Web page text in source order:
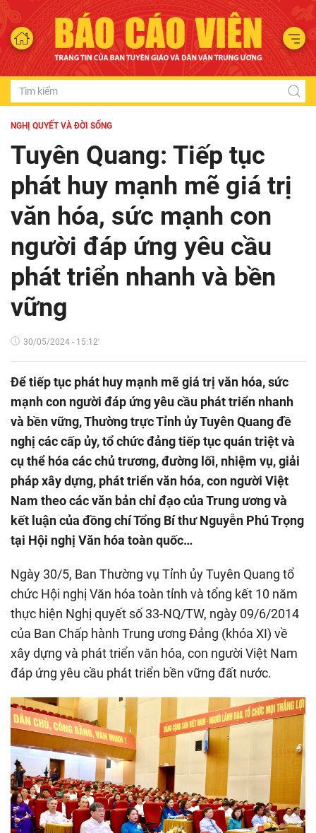
NGHỊ QUYẾT VÀ ĐỜI SỐNG
Tuyên Quang: Tiếp tục
phát huy mạnh mẽ giá trị
văn hóa, sức mạnh con
người đáp ứng yêu cầu
phát triển nhanh và bền
vững
30/05/2024 - 15:12'
Để tiếp tục phát huy mạnh mẽ giá trị văn hóa, sức
mạnh con người đáp ứng yêu cầu phát triển nhanh
và bền vững, Thường trực Tỉnh ủy Tuyên Quang đề
nghị các cấp ủy, tổ chức đảng tiếp tục quán triệt và
cụ thể hóa các chủ trương, đường lối, nhiệm vụ, giải
pháp xây dựng, phát triển văn hóa, con người Việt
Nam theo các văn bản chỉ đạo của Trung ương và
kết luận của đồng chí Tổng Bí thư Nguyễn Phú Trọng
tại Hội nghị Văn hóa toàn quốc…
Ngày 30/5, Ban Thường vụ Tỉnh ủy Tuyên Quang tổ
chức Hội nghị Văn hóa toàn tỉnh và tổng kết 10 năm
thực hiện Nghị quyết số 33-NQ/TW, ngày 09/6/2014
của Ban Chấp hành Trung ương Đảng (khóa XI) về
xây dựng và phát triển văn hóa, con người Việt Nam
đáp ứng yêu cầu phát triển bền vững đất nước.